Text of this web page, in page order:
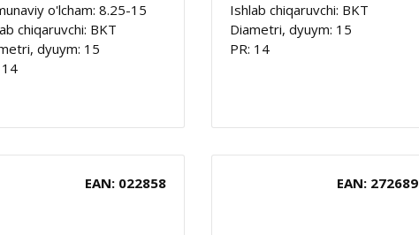
o'lcham: 8.25-15
chiqaruvchi: BKT
dyuym: 15
14
Ishlab chiqaruvchi: BKT
Diametri, dyuym: 15
PR: 14
EAN: 022858 EAN: 272689